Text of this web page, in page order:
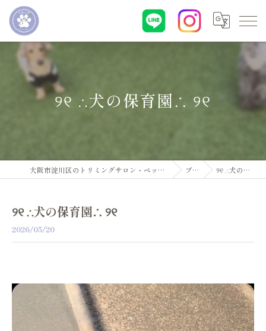
୨୧ ∴犬の保育園∴ ୨୧
大阪市淀川区のトリミングサロン・ペットサロンならDogsalon ARUN ブログ ୨୧ ∴犬の保育園∴ ୨୧
୨୧ ∴犬の保育園∴ ୨୧
2026/05/20